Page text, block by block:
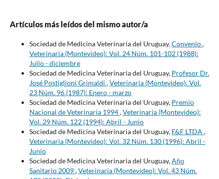
Artículos más leídos del mismo autor/a
Sociedad de Medicina Veterinaria del Uruguay,Convenio,
Veterinaria (Montevideo): Vol. 24 Núm. 101-102 (1988):
Julio - diciembre
Sociedad de Medicina Veterinaria del Uruguay, Profesor Dr.
José Postiglioni Grimaldi ,Veterinaria (Montevideo): Vol.
23 Núm. 96 (1987): Enero - marzo
Sociedad de Medicina Veterinaria del Uruguay, Premio
Nacional de Veterinaria 1994,Veterinaria (Montevideo):
Vol. 29 Núm. 122 (1994): Abril - Junio
Sociedad de Medicina Veterinaria del Uruguay, F&F LTDA ,
Veterinaria (Montevideo): Vol. 32 Núm. 130 (1996): Abril -
Junio
Sociedad de Medicina Veterinaria del Uruguay,Año
Sanitario 2009,Veterinaria (Montevideo): Vol. 43 Núm.